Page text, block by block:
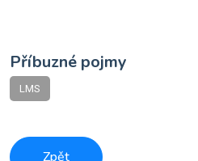
Příbuzné pojmy
LMS
Zpět